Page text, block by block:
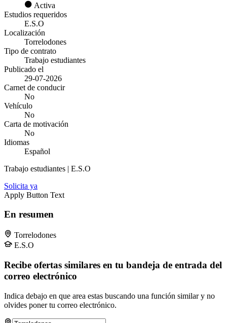
Activa
Estudios requeridos
E.S.O
Localización
Torrelodones
Tipo de contrato
Trabajo estudiantes
Publicado el
29-07-2026
Carnet de conducir
No
Vehículo
No
Carta de motivación
No
Idiomas
Español
Trabajo estudiantes | E.S.O
Solicita ya
Apply Button Text
En resumen
Torrelodones
E.S.O
Recibe ofertas similares en tu bandeja de entrada del
correo electrónico
Indica debajo en que area estas buscando una función similar y no
olvides poner tu correo electrónico.